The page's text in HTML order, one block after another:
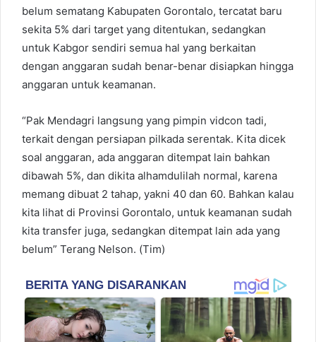
belum sematang Kabupaten Gorontalo, tercatat baru
sekita 5% dari target yang ditentukan, sedangkan
untuk Kabgor sendiri semua hal yang berkaitan
dengan anggaran sudah benar-benar disiapkan hingga
anggaran untuk keamanan.
“Pak Mendagri langsung yang pimpin vidcon tadi,
terkait dengan persiapan pilkada serentak. Kita dicek
soal anggaran, ada anggaran ditempat lain bahkan
dibawah 5%, dan dikita alhamdulilah normal, karena
memang dibuat 2 tahap, yakni 40 dan 60. Bahkan kalau
kita lihat di Provinsi Gorontalo, untuk keamanan sudah
kita transfer juga, sedangkan ditempat lain ada yang
belum” Terang Nelson. (Tim)